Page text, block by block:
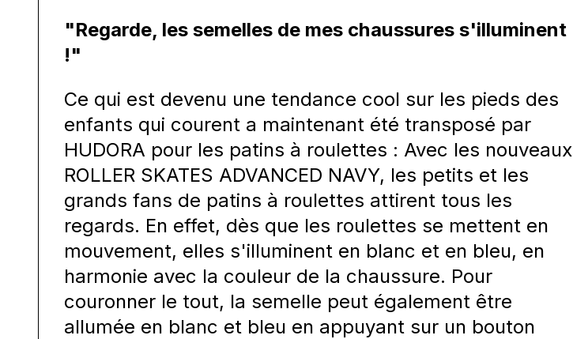
"Regarde, les semelles de mes chaussures s'illuminent
!"
Ce qui est devenu une tendance cool sur les pieds des
enfants qui courent a maintenant été transposé par
HUDORA pour les patins à roulettes : Avec les nouveaux
ROLLER SKATES ADVANCED NAVY, les petits et les
grands fans de patins à roulettes attirent tous les
regards. En effet, dès que les roulettes se mettent en
mouvement, elles s'illuminent en blanc et en bleu, en
harmonie avec la couleur de la chaussure. Pour
couronner le tout, la semelle peut également être
allumée en blanc et bleu en appuyant sur un bouton